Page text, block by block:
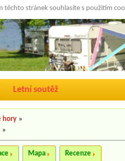
těchto stránek souhlasíte s použitím
Letní soutěž
hory »
»
Mapa Recenze